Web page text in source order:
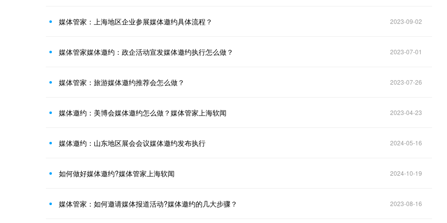
媒体管家：上海地区企业参展媒体邀约具体流程？ 2023-09-02
媒体管家媒体邀约：政企活动宣发媒体邀约执行怎么做？ 2023-07-01
媒体管家：旅游媒体邀约推荐会怎么做？ 2023-07-26
媒体邀约：美博会媒体邀约怎么做？媒体管家上海软闻 2023-04-23
媒体邀约：山东地区展会会议媒体邀约发布执行 2024-05-16
如何做好媒体邀约?媒体管家上海软闻 2024-10-19
媒体管家：如何邀请媒体报道活动?媒体邀约的几大步骤？ 2023-08-16